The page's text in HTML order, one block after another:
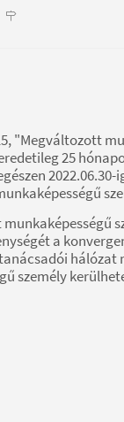
"Megváltozott
25
a
személy